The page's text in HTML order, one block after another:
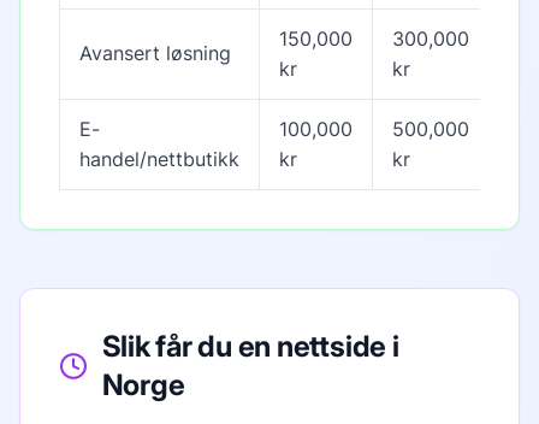
Avansert løsning
150,000
kr
300,000
kr
E-
handel/nettbutikk
100,000
kr
500,000
kr
Slik får du en nettside i
Norge